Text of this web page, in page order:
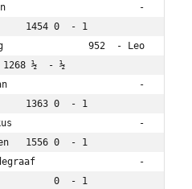
1454 0  - 1
½  - ½
1363 0  - 1
1556 0  - 1
0  - 1